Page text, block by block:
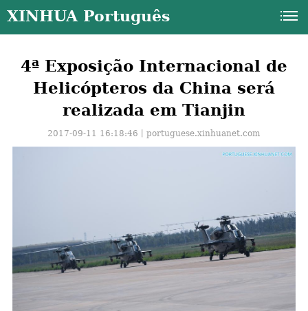
XINHUA Português
4ª Exposição Internacional de
Helicópteros da China será
realizada em Tianjin
2017-09-11 16:18:46丨portuguese.xinhuanet.com